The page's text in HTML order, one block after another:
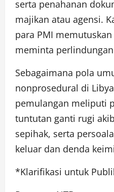
serta penahanan
majikan atau agensi.
para PMI
meminta
Sebagaimana pola
nonprosedural di
pemulangan meliputi
tuntutan ganti rugi
sepihak, serta
keluar dan denda
*Klarifikasi untuk